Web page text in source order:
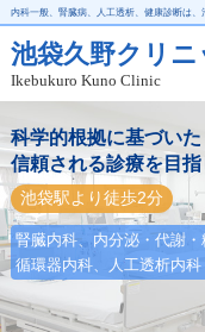
内科一般、腎臓病、人工透析、健康診断は
池袋久野クリニ
Ikebukuro Kuno Clinic
科学的根拠に基づいた
信頼される診療を目
池袋駅より徒歩2分
腎臓内科、内分泌・代謝
循環器内科、人工透析内科